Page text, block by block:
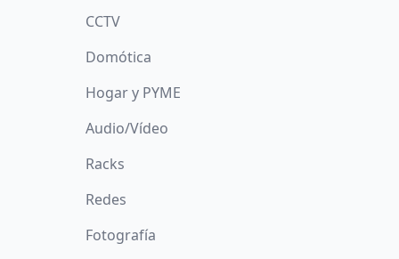
CCTV
Domótica
Hogar y PYME
Audio/Vídeo
Racks
Redes
Fotografía